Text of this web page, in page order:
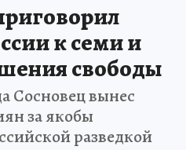
к семи и
свободы
Сосновец вынес
за якобы
разведкой